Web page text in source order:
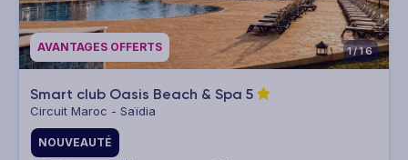
AVANTAGES OFFERTS 1/16
Smart club Oasis Beach & Spa 5
Circuit Maroc - Saïdia
NOUVEAUTÉ